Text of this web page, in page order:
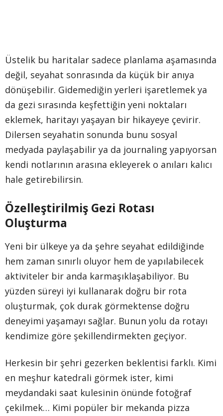
Üstelik bu haritalar sadece planlama aşamasında
değil, seyahat sonrasında da küçük bir anıya
dönüşebilir. Gidemediğin yerleri işaretlemek ya
da gezi sırasında keşfettiğin yeni noktaları
eklemek, haritayı yaşayan bir hikayeye çevirir.
Dilersen seyahatin sonunda bunu sosyal
medyada paylaşabilir ya da journaling yapıyorsan
kendi notlarının arasına ekleyerek o anıları kalıcı
hale getirebilirsin.
Özelleştirilmiş Gezi Rotası
Oluşturma
Yeni bir ülkeye ya da şehre seyahat edildiğinde
hem zaman sınırlı oluyor hem de yapılabilecek
aktiviteler bir anda karmaşıklaşabiliyor. Bu
yüzden süreyi iyi kullanarak doğru bir rota
oluşturmak, çok durak görmektense doğru
deneyimi yaşamayı sağlar. Bunun yolu da rotayı
kendimize göre şekillendirmekten geçiyor.
Herkesin bir şehri gezerken beklentisi farklı. Kimi
en meşhur katedrali görmek ister, kimi
meydandaki saat kulesinin önünde fotoğraf
çekilmek… Kimi popüler bir mekanda pizza